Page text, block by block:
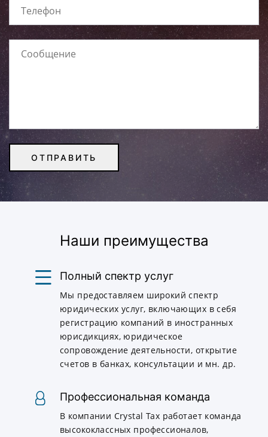
Наши преимущества
Полный спектр услуг
Мы предоставляем широкий спектр
юридических услуг, включающих в себя
регистрацию компаний в иностранных
юрисдикциях, юридическое
сопровождение деятельности, открытие
счетов в банках, консультации и мн. др.
Профессиональная команда
В компании Crystal Tax работает команда
высококлассных профессионалов,